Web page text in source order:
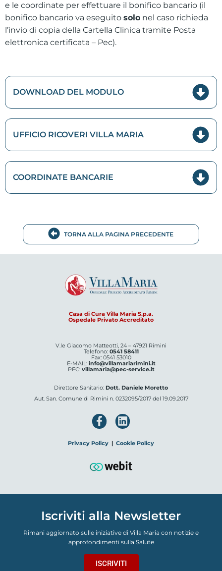
e le coordinate per effettuare il bonifico bancario (il
bonifico bancario va eseguito solo nel caso richieda
l’invio di copia della Cartella Clinica tramite Posta
elettronica certificata – Pec).
DOWNLOAD DEL MODULO
UFFICIO RICOVERI VILLA MARIA
COORDINATE BANCARIE
TORNA ALLA PAGINA PRECEDENTE
Casa di Cura Villa Maria S.p.a.
Ospedale Privato Accreditato
V.le Giacomo Matteotti, 24 – 47921 Rimini
Telefono: 0541 58411
Fax: 0541 53010
E-MAIL: info@villamariarimini.it
PEC: villamaria@pec-service.it
Direttore Sanitario: Dott. Daniele Moretto
Aut. San. Comune di Rimini n. 0232095/2017 del 19.09.2017
Privacy Policy | Cookie Policy
Iscriviti alla Newsletter
Rimani aggiornato sulle iniziative di Villa Maria con notizie e
approfondimenti sulla Salute
ISCRIVITI